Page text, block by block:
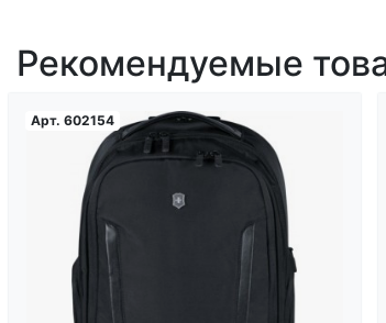
Рекомендуемые
Арт. 602154